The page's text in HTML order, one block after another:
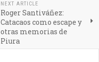
NEXT ARTICLE
Roger Santiváñez:
Catacaos como escape y
otras memorias de
Piura